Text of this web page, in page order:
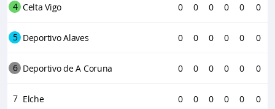
4 Celta Vigo 0 0 0 0 0 0
5 Deportivo Alaves 0 0 0 0 0 0
6 Deportivo de A Coruna 0 0 0 0 0 0
7 Elche 0 0 0 0 0 0